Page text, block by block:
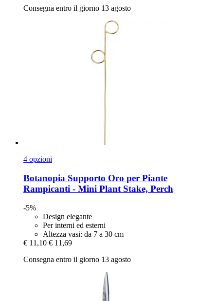
Consegna entro il giorno 13 agosto
4 opzioni
Botanopia Supporto Oro per Piante
Rampicanti -​ Mini Plant Stake, Perch
-5%
Design elegante
Per interni ed esterni
Altezza vasi: da 7 a 30 cm
€ 11,10 € 11,69
Consegna entro il giorno 13 agosto